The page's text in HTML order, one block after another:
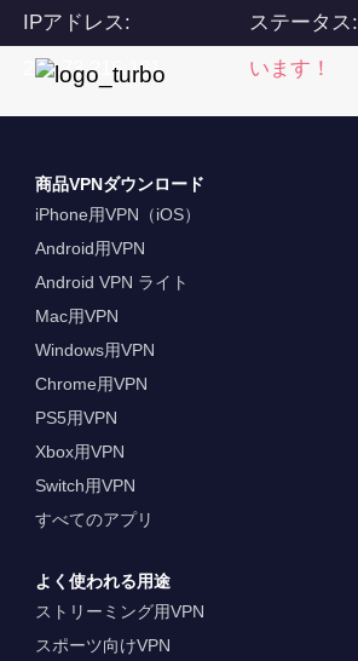
IPアドレス:
216.73.216.131
ステータス:
います！
商品VPNダウンロード
iPhone用VPN（iOS）
Android用VPN
Android VPN ライト
Mac用VPN
Windows用VPN
Chrome用VPN
PS5用VPN
Xbox用VPN
Switch用VPN
すべてのアプリ
よく使われる用途
ストリーミング用VPN
スポーツ向けVPN